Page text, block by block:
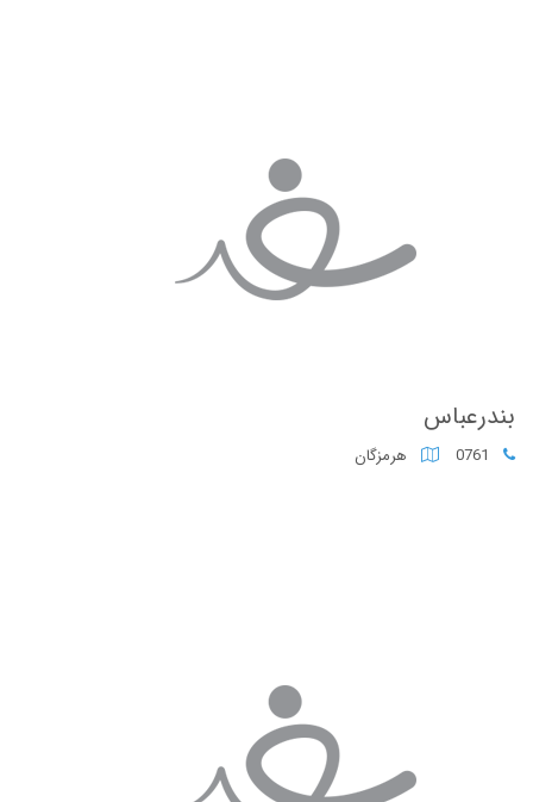
بندرعباس
هرمزگان